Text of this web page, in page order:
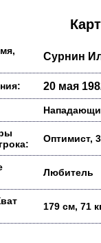
Сурнин
20 мая
Оптимист,
Любитель
179 см, 71